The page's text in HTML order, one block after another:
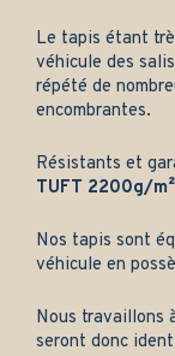
Le tapis étant
véhicule des
répété de
encombrantes.
Résistants et
TUFT 2200g/m²
Nos tapis sont
véhicule en
Nous travaillons
seront donc